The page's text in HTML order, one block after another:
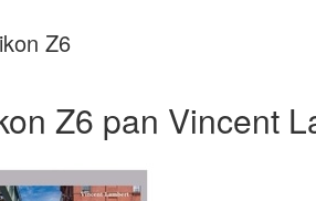
Z6
Z6 pan Vincent